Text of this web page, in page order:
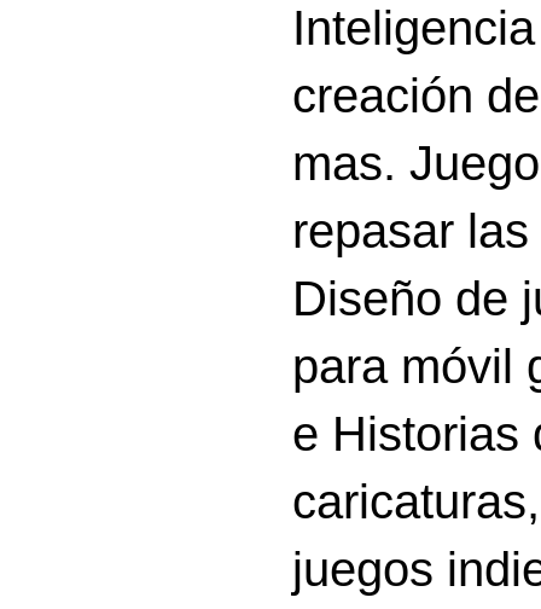
creación
mas.
repasar
Diseño de
para móvil
e Historias
juegos